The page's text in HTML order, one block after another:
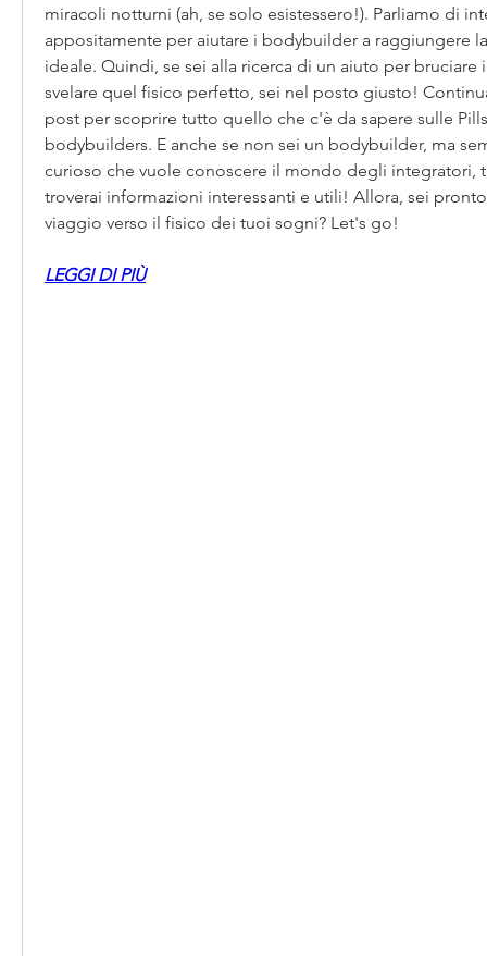
miracoli notturni (ah, se solo esistessero!). Parliamo di
appositamente per aiutare i bodybuilder a raggiungere
ideale. Quindi, se sei alla ricerca di un aiuto per bruciare
svelare quel fisico perfetto, sei nel posto giusto!
post per scoprire tutto quello che c'è da sapere sulle
bodybuilders. E anche se non sei un bodybuilder, ma
curioso che vuole conoscere il mondo degli integratori,
troverai informazioni interessanti e utili! Allora, sei
viaggio verso il fisico dei tuoi sogni? Let's go!
LEGGI DI PIÙ